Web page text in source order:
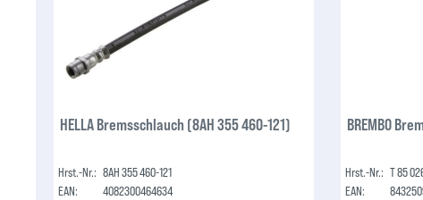
HELLA Bremsschlauch (8AH 355 460-121)
Hrst.-Nr.: 8AH 355 460-121
EAN:
4082300464634
BREMBO
Hrst.-Nr.: T 85
EAN: